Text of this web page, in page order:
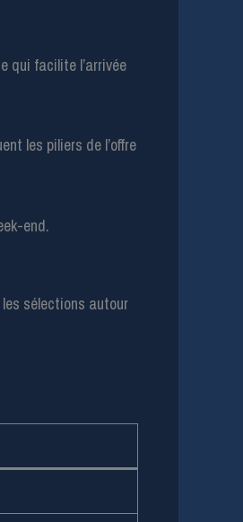
qui facilite l’arrivée
les piliers de l’offre
end.
sélections autour